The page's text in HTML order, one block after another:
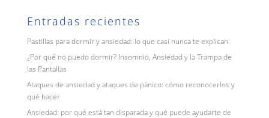
Entradas recientes
Pastillas para dormir y ansiedad: lo que casi nunca te explican
¿Por qué no puedo dormir? Insomnio, Ansiedad y la Trampa de
las Pantallas
Ataques de ansiedad y ataques de pánico: cómo reconocerlos y
qué hacer
Ansiedad: por qué está tan disparada y qué puede ayudarte de